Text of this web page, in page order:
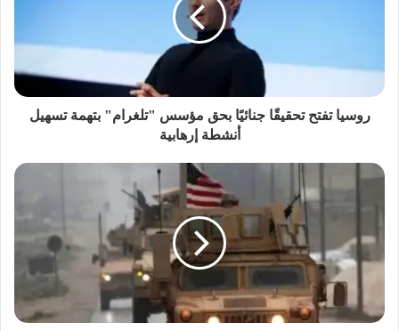
روسيا تفتح تحقيقًا جنائيًا بحق مؤسس "تلغرام" بتهمة تسهيل
أنشطة إرهابية